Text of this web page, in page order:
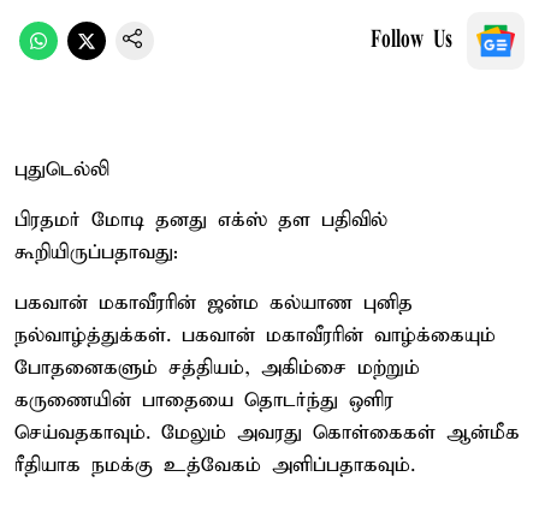
Follow Us
புதுடெல்லி
பிரதமர் மோடி தனது எக்ஸ் தள பதிவில்
கூறியிருப்பதாவது:
பகவான் மகாவீரரின் ஜன்ம கல்யாண புனித
நல்வாழ்த்துக்கள். பகவான் மகாவீரரின் வாழ்க்கையும்
போதனைகளும் சத்தியம், அகிம்சை மற்றும்
கருணையின் பாதையை தொடர்ந்து ஒளிர
செய்வதகாவும். மேலும் அவரது கொள்கைகள் ஆன்மீக
ரீதியாக நமக்கு உத்வேகம் அளிப்பதாகவும்.